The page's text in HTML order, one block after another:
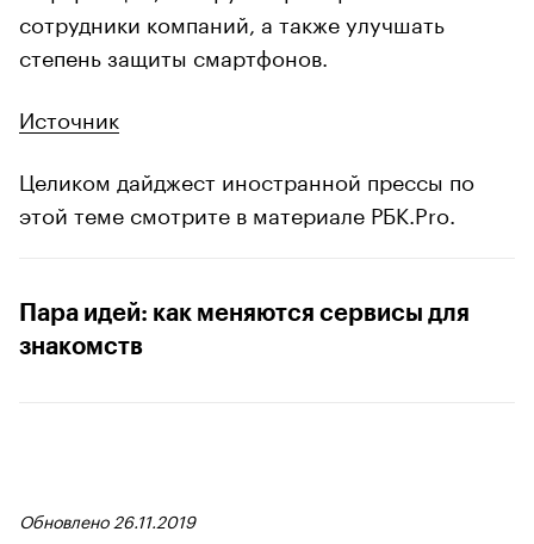
сотрудники компаний, а также улучшать
степень защиты смартфонов.
Источник
Целиком дайджест иностранной прессы по
этой теме смотрите в материале РБК.Pro.
Пара идей: как меняются сервисы для
знакомств
Обновлено 26.11.2019